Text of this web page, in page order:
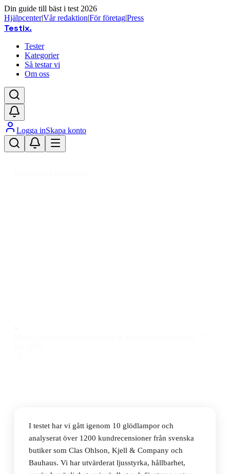
Din guide till bäst i test 2026
Hjälpcenter|Vår redaktion|För företag|Press
Testix.
Tester
Kategorier
Så testar vi
Om oss
Logga inSkapa konto
I testet har vi gått igenom 10 glödlampor och
analyserat över 1200 kundrecensioner från svenska
butiker som Clas Ohlson, Kjell & Company och
Bauhaus. Vi har utvärderat ljusstyrka, hållbarhet,